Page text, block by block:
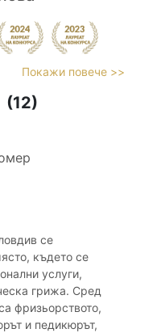
Покажи повече >>
(12)
се
където се
услуги,
грижа. Сред
фризьорството,
и педикюрът,